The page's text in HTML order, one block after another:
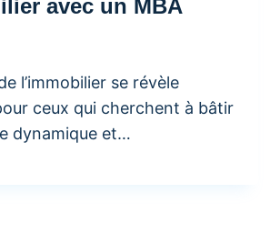
avec un MBA
l’immobilier se révèle
ceux qui cherchent à bâtir
dynamique et…